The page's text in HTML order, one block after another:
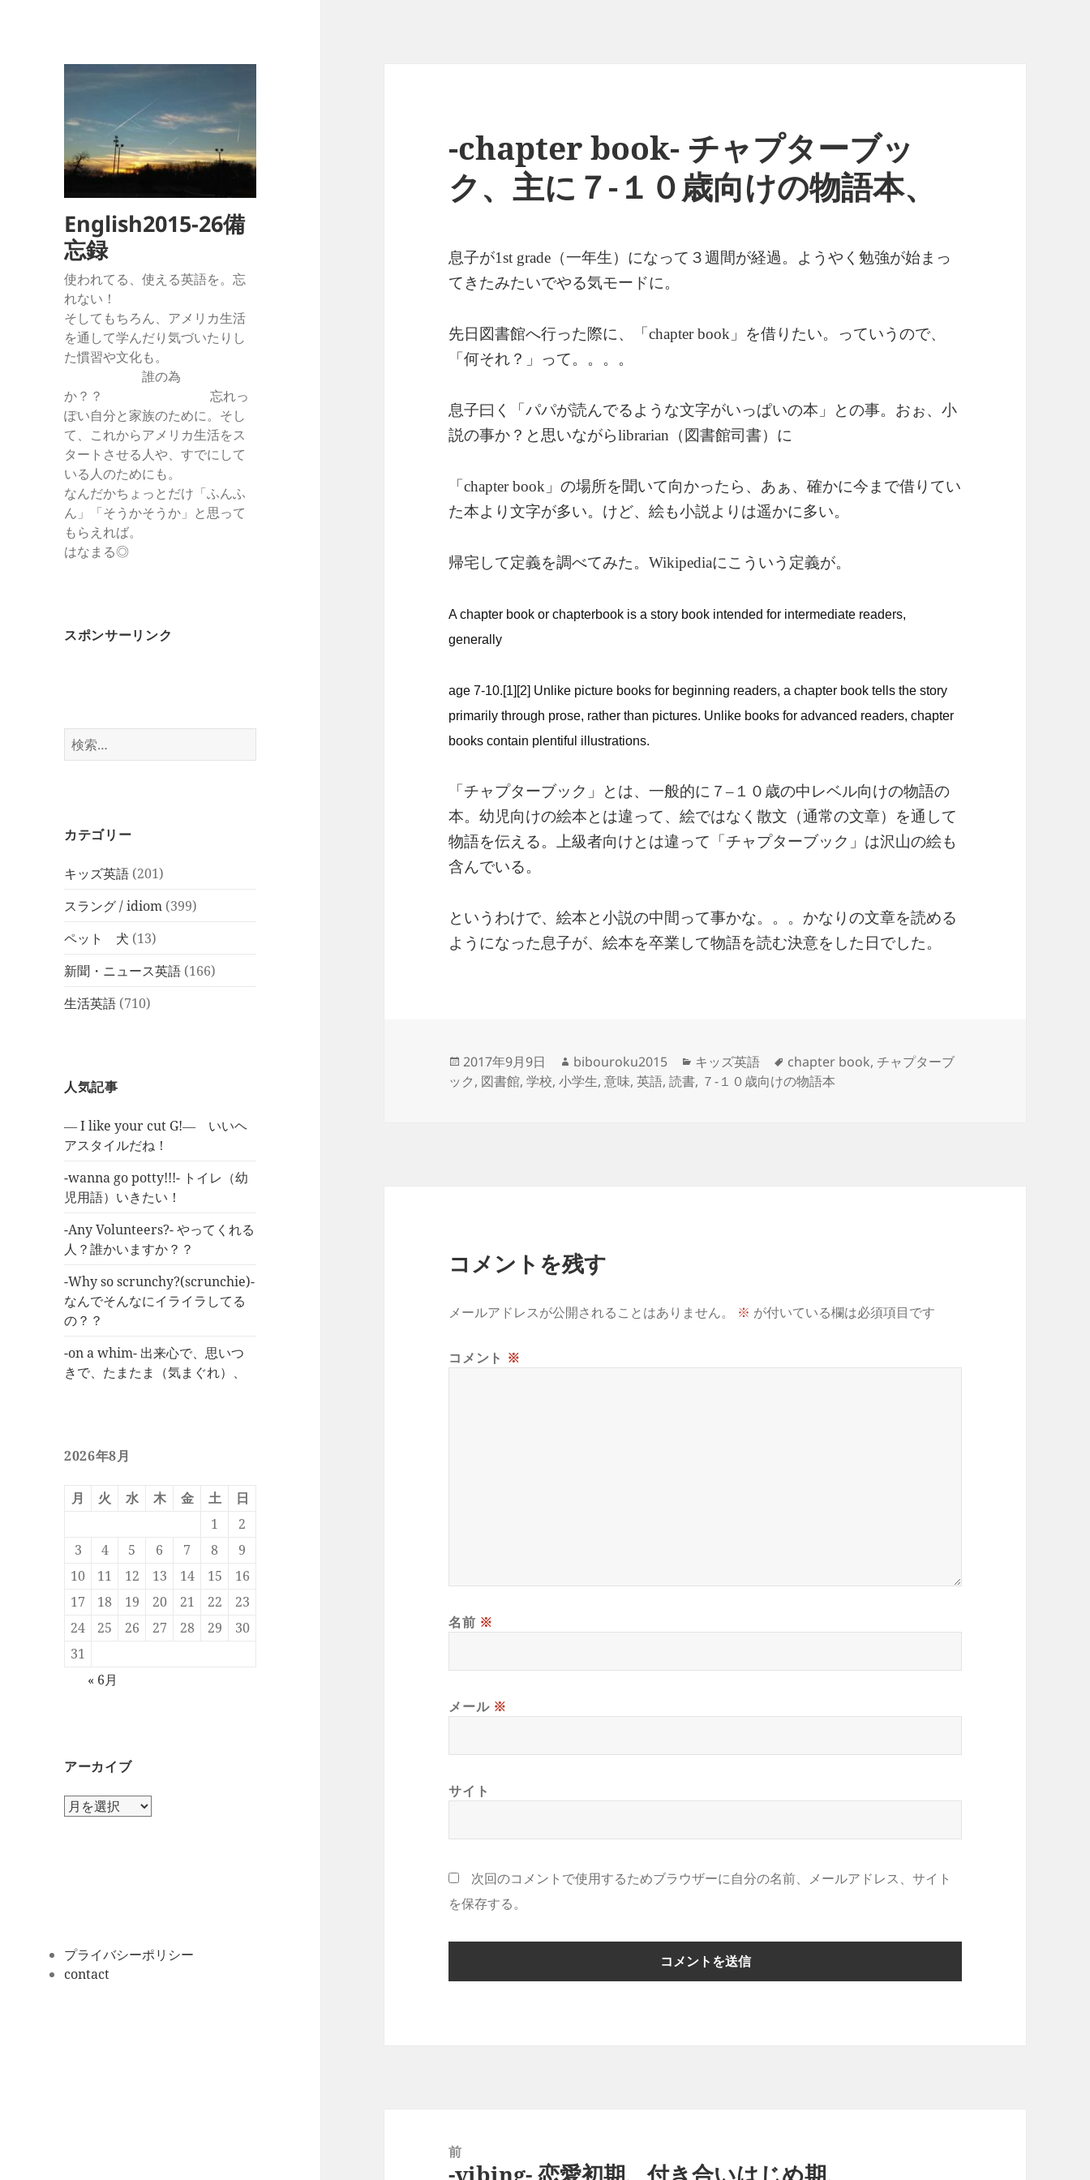
English2015-26備
忘録
使われてる、使える英語を。忘
れない！
そしてもちろん、アメリカ生活
を通して学んだり気づいたりし
た慣習や文化も。
誰の為
か？？ 忘れっ
ぽい自分と家族のために。そし
て、これからアメリカ生活をス
タートさせる人や、すでにして
いる人のためにも。
なんだかちょっとだけ「ふんふ
ん」「そうかそうか」と思って
もらえれば。
はなまる◎
スポンサーリンク
検
索:
カテゴリー
キッズ英語 (201)
スラング / idiom (399)
ペット 犬 (13)
新聞・ニュース英語 (166)
生活英語 (710)
人気記事
― I like your cut G!― いいヘ
アスタイルだね！
-wanna go potty!!!- トイレ（幼
児用語）いきたい！
-Any Volunteers?- やってくれる
人？誰かいますか？？
-Why so scrunchy?(scrunchie)-
なんでそんなにイライラしてる
の？？
-on a whim- 出来心で、思いつ
きで、たまたま（気まぐれ）、
2026年8月
月 火 水 木 金 土
日
1
2
3
4 5 6 7 8
9
10
11 12 13 14 15
16
17
18 19 20 21 22
23
24
25 26 27 28 29
30
31
« 6月
アーカイブ
ア
プライバシーポリシー
contact
-chapter book- チャプターブッ
ク、主に７-１０歳向けの物語本、
息子が1st grade （一年生）になって３週間が経過。ようやく勉強が始まっ
てきたみたいでやる気モードに。
先日図書館へ行った際に、「chapter book 」を借りたい。っていうので、
「何それ？」って。。。。
息子曰く「パパが読んでるような文字がいっぱいの本」との事。おぉ、小
説の事か？と思いながらlibrarian （図書館司書）に
「chapter book 」の場所を聞いて向かったら、あぁ、確かに今まで借りてい
た本より文字が多い。けど、絵も小説よりは遥かに多い。
帰宅して定義を調べてみた。Wikipediaにこういう定義が。
A chapter book or chapterbook is a story book intended for intermediate readers,
generally
age 7-10.[1][2] Unlike picture books for beginning readers, a chapter book tells the story
primarily through prose, rather than pictures. Unlike books for advanced readers, chapter
books contain plentiful illustrations.
「チャプターブック」とは、一般的に７– １０歳の中レベル向けの物語の
本。幼児向けの絵本とは違って、絵ではなく散文（通常の文章）を通して
物語を伝える。上級者向けとは違って「チャプターブック」は沢山の絵も
含んでいる。
というわけで、絵本と小説の中間って事かな。。。かなりの文章を読める
ようになった息子が、絵本を卒業して物語を読む決意をした日でした。
投
稿
2017年9月9日
作
成
bibouroku2015
カ
テ
キッズ英語
タ
グ
chapter book, チャプターブ
ック, 図書館,学校,小学生,意味,英語,読書, ７-１０歳向けの物語本
コメントを残す
メールアドレスが公開されることはありません。 ※ が付いている欄は必須項目です
コメント ※
名前 ※
メール ※
サイト
次回のコメントで使用するためブラウザーに自分の名前、メールアドレス、サイト
を保存する。
前
前
-vibing- 恋愛初期、付き合いはじめ期、